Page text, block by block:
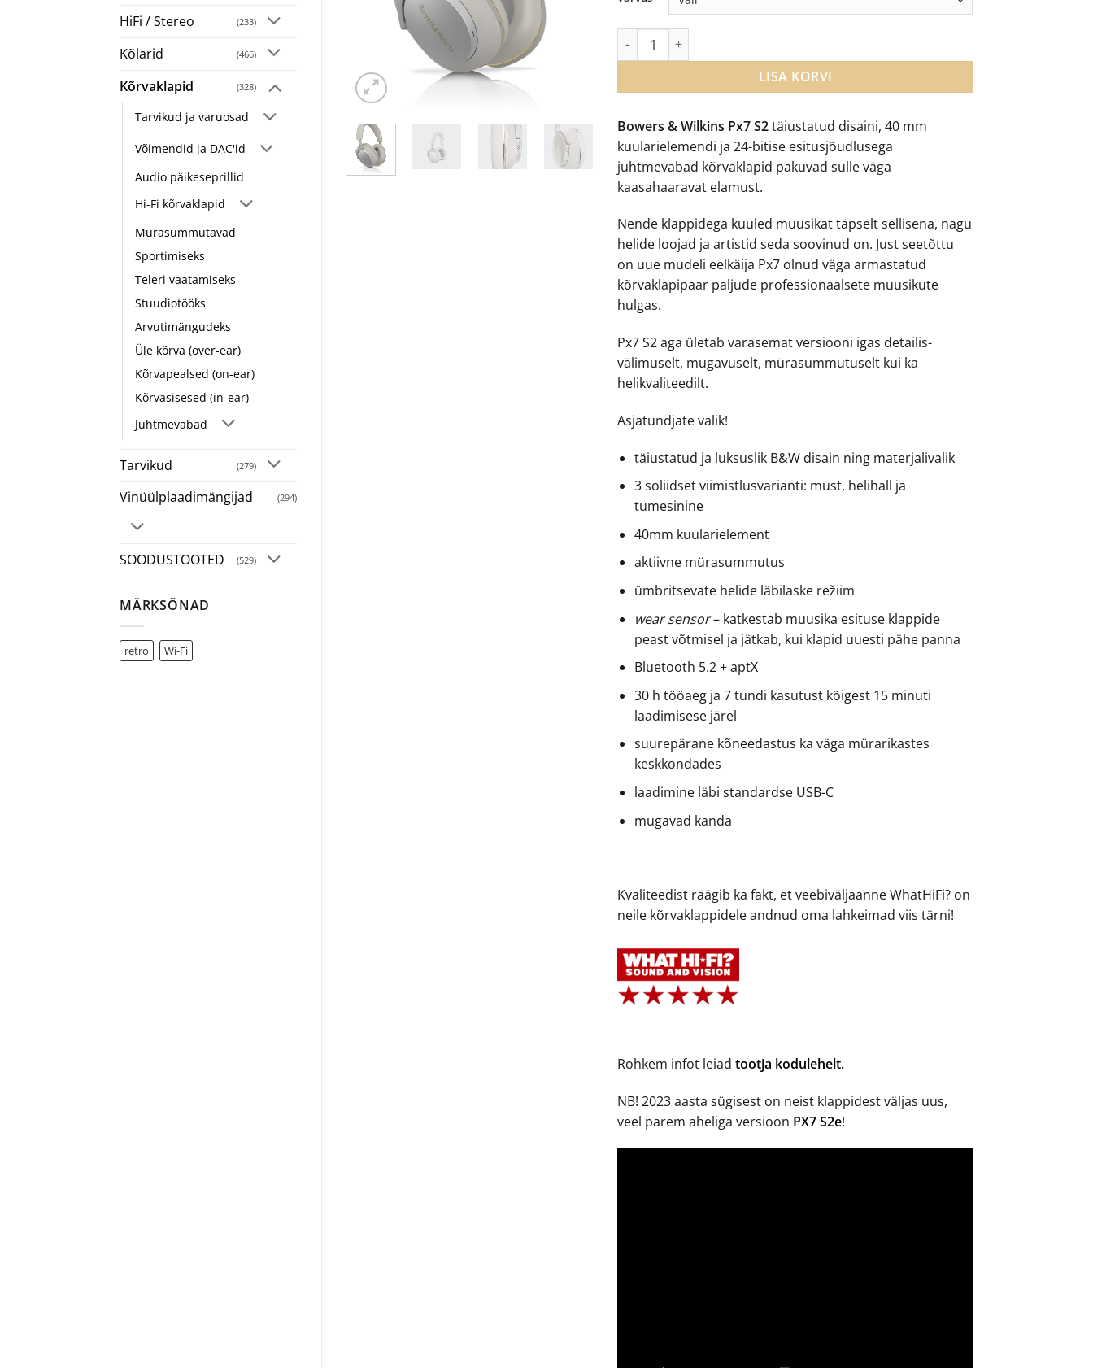
HiFi / Stereo (233)
Kõlarid (466)
Kõrvaklapid (328)
Tarvikud ja varuosad
Võimendid ja DAC'id
Audio päikeseprillid
Hi-Fi kõrvaklapid
Mürasummutavad
Sportimiseks
Teleri vaatamiseks
Stuudiotööks
Arvutimängudeks
Üle kõrva (over-ear)
Kõrvapealsed (on-ear)
Kõrvasisesed (in-ear)
Juhtmevabad
Tarvikud (279)
Vinüülplaadimängijad (294)
SOODUSTOOTED (529)
MÄRKSÕNAD
retro Wi-Fi
€429.00.€245.00.
Bowers & Wilkins Px7 S2täiustatud disaini, 40 mm
kuularielemendi ja 24-bitise esitusjõudlusega
juhtmevabad kõrvaklapid pakuvad sulle väga
kaasahaaravat elamust.
Nende klappidega kuuled muusikat täpselt sellisena, nagu
helide loojad ja artistid seda soovinud on. Just seetõttu
on uue mudeli eelkäija Px7 olnud väga armastatud
kõrvaklapipaar paljude professionaalsete muusikute
hulgas.
Px7 S2 aga ületab varasemat versiooni igas detailis-
välimuselt, mugavuselt, mürasummutuselt kui ka
helikvaliteedilt.
Asjatundjate valik!
täiustatud ja luksuslik B&W disain ning materjalivalik
3 soliidset viimistlusvarianti: must, helihall ja
tumesinine
40mm kuularielement
aktiivne mürasummutus
ümbritsevate helide läbilaske režiim
wear sensor– katkestab muusika esituse klappide
peast võtmisel ja jätkab, kui klapid uuesti pähe panna
Bluetooth 5.2 + aptX
30 h tööaeg ja 7 tundi kasutust kõigest 15 minuti
laadimisese järel
suurepärane kõneedastus ka väga mürarikastes
keskkondades
laadimine läbi standardse USB-C
mugavad kanda
Kvaliteedist räägib ka fakt, et veebiväljaanne WhatHiFi? on
neile kõrvaklappidele andnud oma lahkeimad viis tärni!
Rohkem infot leiadtootja kodulehelt.
NB! 2023 aasta sügisest on neist klappidest väljas uus,
veel parem aheliga versioon PX7 S2e!
Bowers & Wilkins Px7 S2 juhtmevabad kõrvaklapid kogus
LISA KORVI